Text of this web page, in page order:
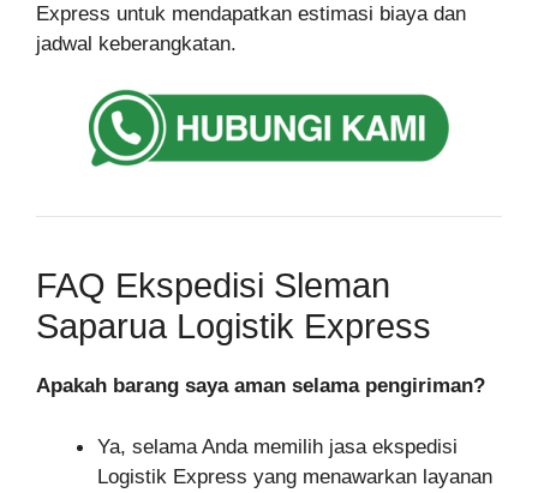
Express untuk mendapatkan estimasi biaya dan
jadwal keberangkatan.
FAQ Ekspedisi Sleman
Saparua Logistik Express
Apakah barang saya aman selama pengiriman?
Ya, selama Anda memilih jasa ekspedisi
Logistik Express yang menawarkan layanan